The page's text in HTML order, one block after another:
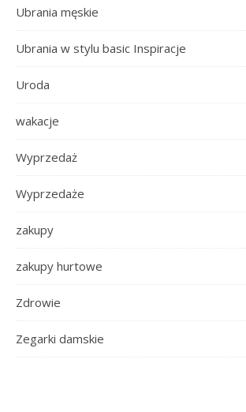
Ubrania męskie
Ubrania w stylu basic Inspiracje
Uroda
wakacje
Wyprzedaż
Wyprzedaże
zakupy
zakupy hurtowe
Zdrowie
Zegarki damskie